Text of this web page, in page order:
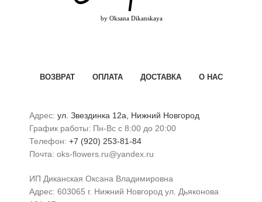
ВОЗВРАТ ОПЛАТА ДОСТАВКА О НАС
Адрес: ул. Звездинка 12а, Нижний Новгород
График работы: Пн-Вс с 8:00 до 20:00
Телефон: +7 (920) 253-81-84
Почта: oks-flowers.ru@yandex.ru
ИП Диканская Оксана Владимировна
Адрес: 603065 г. Нижний Новгород ул. Дьяконова